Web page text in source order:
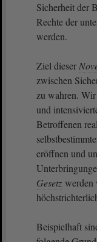
Sicherheit der
Rechte der
werden.
Ziel dieser
zwischen
zu wahren.
und
Betroffenen
eröffnen und
Gesetz werden
Beispielhaft